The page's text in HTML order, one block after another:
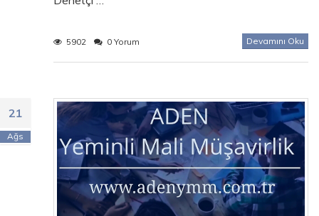
5902 0 Yorum Devamını Oku
21
Ağs